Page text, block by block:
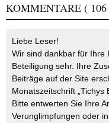
KOMMENTARE ( 106
Liebe Leser!
Wir sind dankbar für Ihre
Beteiligung sehr. Ihre
Beiträge auf der Site
Monatszeitschrift „Tichys
Bitte entwerten Sie Ihre
Verunglimpfungen oder